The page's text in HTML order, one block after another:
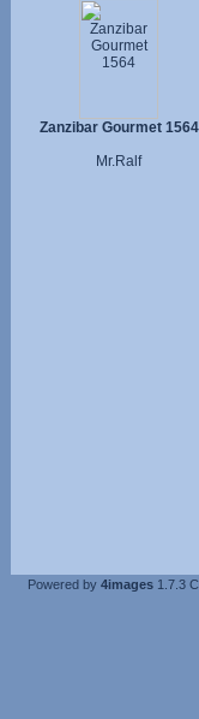
Zanzibar Gourmet 1564
Mr.Ralf
Powered by 4images 1.7.3